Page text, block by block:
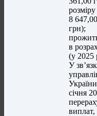
8
грн);
в
(у 2025
У
січня
виплат,